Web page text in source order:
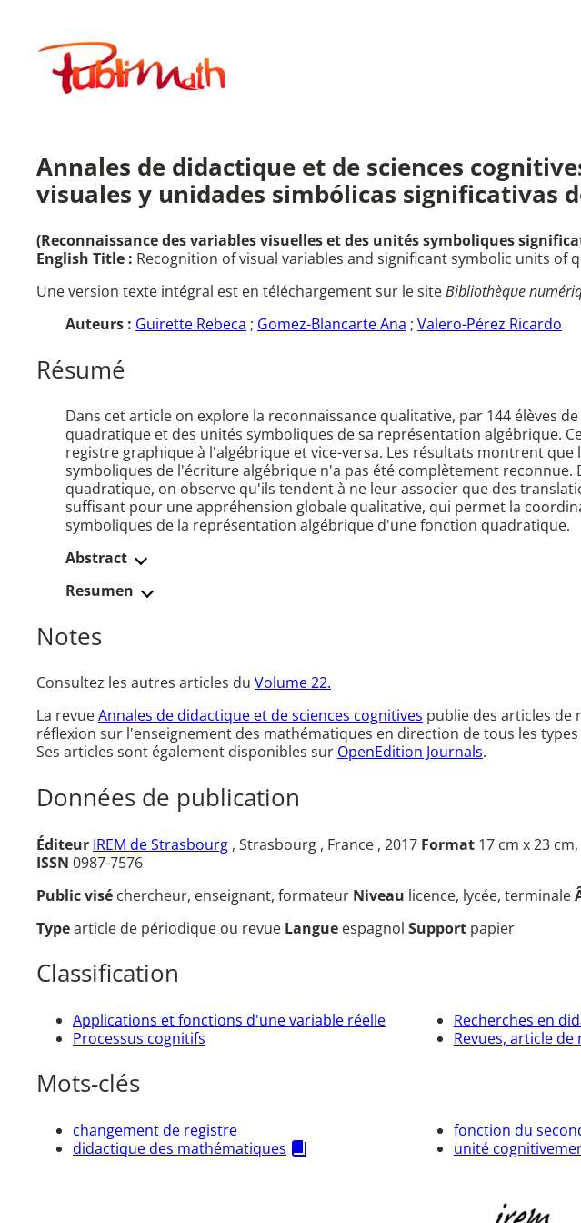
contenuPublimath
Annales de didactique et de sciences
visuales y unidades simbólicas significativas
(Reconnaissance des variables visuelles et des unités symboliques
English Title : Recognition of visual variables and significant symbolic units of
Une version texte intégral est en téléchargement sur le siteBibliothèque
Auteurs : Guirette Rebeca ; Gomez-Blancarte Ana ; Valero-Pérez Ricardo
Résumé
Dans cet article on explore la reconnaissance qualitative, par 144 élèves
quadratique et des unités symboliques de sa représentation algébrique.
registre graphique à l'algébrique et vice-versa. Les résultats montrent
symboliques de l'écriture algébrique n'a pas été complètement
quadratique, on observe qu'ils tendent à ne leur associer que des
suffisant pour une appréhension globale qualitative, qui permet la
symboliques de la représentation algébrique d'une fonction quadratique.
Abstract
Resumen
Notes
Consultez les autres articles du Volume 22.
La revueAnnales de didactique et de sciences cognitives publie des articles de
réflexion sur l'enseignement des mathématiques en direction de tous les
Ses articles sont également disponibles sur OpenEdition Journals.
Données de publication
Éditeur IREM de Strasbourg , Strasbourg , France , 2017 Format 17 cm x 23
ISSN 0987-7576
Public visé chercheur, enseignant, formateur Niveau licence, lycée, terminale
Typearticle de périodique ou revue Langue espagnol Support papier
Classification
Applications et fonctions d'une variable réelle
Processus cognitifs
Recherches en
Revues, article de
Mots-clés
changement de registre
didactique des mathématiques
fonction du
unité